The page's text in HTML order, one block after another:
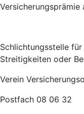
Versicherungsprämie
Schlichtungsstelle
Streitigkeiten oder
Verein
Postfach 08 06 32